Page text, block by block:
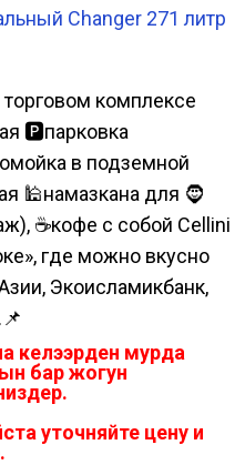
Changer 271 литр
комплексе
🅿парковка
в подземной
🕌намазкана для 🧔
☕кофе с собой Cellini
где можно вкусно
Экоисламикбанк,
келээрден мурда
бар жогун
уточняйте цену и